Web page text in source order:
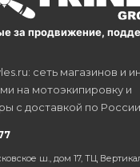
за продвижение,
сеть магазинов и
на мотоэкипировку и
с доставкой по России.
ш., дом 17, ТЦ